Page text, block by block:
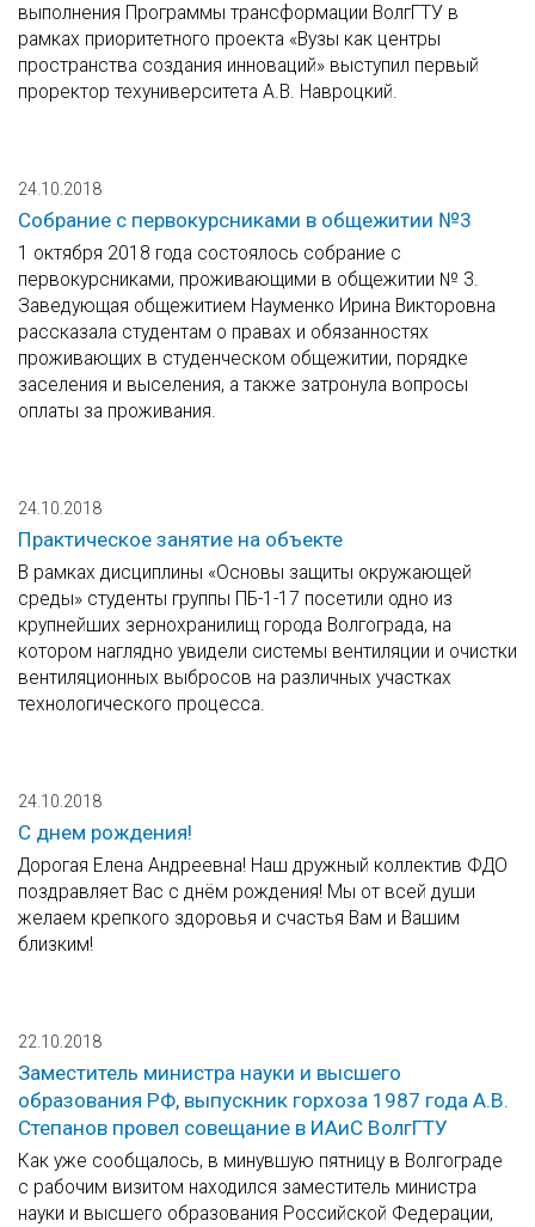
выполнения Программы трансформации ВолгГТУ в
рамках приоритетного проекта «Вузы как центры
пространства создания инноваций» выступил первый
проректор техуниверситета А.В. Навроцкий.
24.10.2018
Собрание с первокурсниками в общежитии №3
1 октября 2018 года состоялось собрание с
первокурсниками, проживающими в общежитии № 3.
Заведующая общежитием Науменко Ирина Викторовна
рассказала студентам о правах и обязанностях
проживающих в студенческом общежитии, порядке
заселения и выселения, а также затронула вопросы
оплаты за проживания.
24.10.2018
Практическое занятие на объекте
В рамках дисциплины «Основы защиты окружающей
среды» студенты группы ПБ-1-17 посетили одно из
крупнейших зернохранилищ города Волгограда, на
котором наглядно увидели системы вентиляции и очистки
вентиляционных выбросов на различных участках
технологического процесса.
24.10.2018
С днем рождения!
Дорогая Елена Андреевна! Наш дружный коллектив ФДО
поздравляет Вас с днём рождения! Мы от всей души
желаем крепкого здоровья и счастья Вам и Вашим
близким!
22.10.2018
Заместитель министра науки и высшего
образования РФ, выпускник горхоза 1987 года А.В.
Степанов провел совещание в ИАиС ВолгГТУ
Как уже сообщалось, в минувшую пятницу в Волгограде
с рабочим визитом находился заместитель министра
науки и высшего образования Российской Федерации,